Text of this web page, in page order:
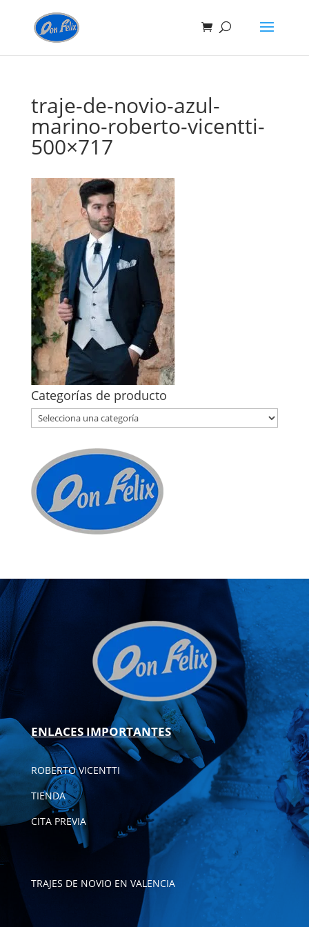
traje-de-novio-azul-
marino-roberto-vicentti-
500×717
Categorías de producto
ENLACES IMPORTANTES
ROBERTO VICENTTI
TIENDA
CITA PREVIA
TRAJES DE NOVIO EN VALENCIA